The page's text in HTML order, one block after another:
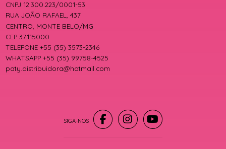
CNPJ 12.300.223/0001-53
RUA JOÃO RAFAEL, 437
CENTRO, MONTE BELO/MG
CEP 37115000
TELEFONE +55 (35) 3573-2346
WHATSAPP +55 (35) 99758-4525
paty.distribuidora@hotmail.com